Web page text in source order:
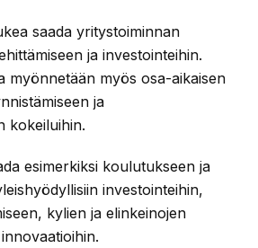
saada yritystoiminnan
ja investointeihin.
myönnetään myös osa-aikaisen
ja
kokeiluihin.
esimerkiksi koulutukseen ja
investointeihin,
kylien ja elinkeinojen